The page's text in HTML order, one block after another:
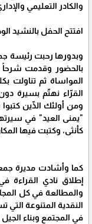
والكادر التعليمي
افتتح الحفل بالنشيد
وبدورها رحبت رئيسة
بالحضور وقدمت شرحاً
المواساة ثم تناولت
القرّاء نهتّم بسيرة
ومن أولئك الذّين
"يمنى العيد" في
كأنثى، وكتبت فيها
كما وأشادت مديرة
إطلاق نادي القراءة
والمطالعة في كل
النقدية المتنوعة
في المجتمع وبناء